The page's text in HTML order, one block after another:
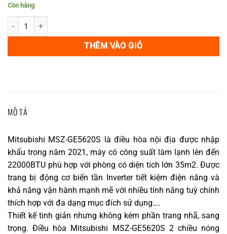
Còn hàng
Điều hòa Mitsubishi MSZ-GE5620S công suất 22000BTU số lượng
THÊM VÀO GIỎ
MÔ TẢ
Mitsubishi MSZ-GE5620S là điều hòa nội địa được nhập
khẩu trong năm 2021, máy có công suất làm lạnh lên đến
22000BTU phù hợp với phòng có diện tích lớn 35m2. Được
trang bị động cơ biến tần Inverter tiết kiệm điện năng và
khả năng vận hành mạnh mẽ với nhiều tính năng tuỳ chính
thích hợp với đa dạng mục đích sử dụng….
Thiết kế tinh giản nhưng không kém phần trang nhã, sang
trọng. Điều hòa Mitsubishi MSZ-GE5620S 2 chiều nóng